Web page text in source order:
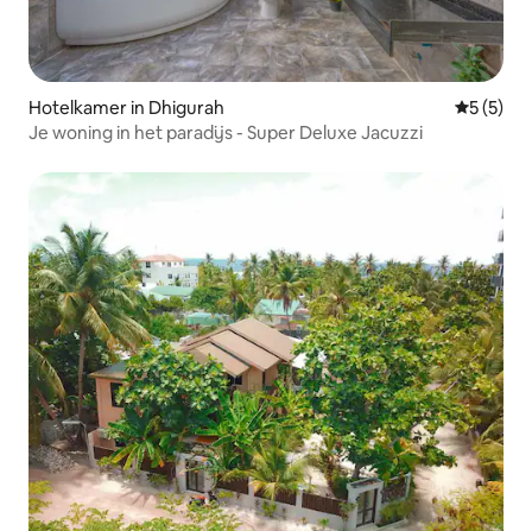
Hotelkamer in Dhigurah
5 (5)
Je woning in het paradijs - Super Deluxe Jacuzzi